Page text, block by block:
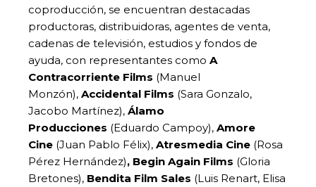
coproducción, se encuentran destacadas
productoras, distribuidoras, agentes de venta,
cadenas de televisión, estudios y fondos de
ayuda, con representantes como A
Contracorriente Films (Manuel
Monzón), Accidental Films (Sara Gonzalo,
Jacobo Martínez), Álamo
Producciones (Eduardo Campoy), Amore
Cine (Juan Pablo Félix), Atresmedia Cine (Rosa
Pérez Hernández), Begin Again Films (Gloria
Bretones), Bendita Film Sales (Luis Renart, Elisa